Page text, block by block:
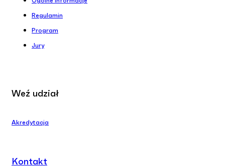
Regulamin
Program
Jury
Weź udział
Akredytacja
Kontakt